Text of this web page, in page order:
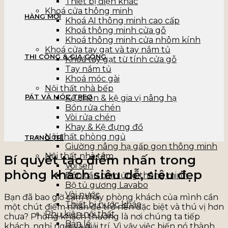
Khoá cửa thông minh
Khoá AI thông minh cao cấp
Khoá thông minh cửa gỗ
Khoá thông minh cửa nhôm kính
Khoá cửa tay gạt và tay nắm tủ
Khoá tay gạt từ tính cửa gỗ
Tay nắm tủ
Khoá móc gài
Nội thất nhà bếp
Kệ chén & kệ gia vị nâng hạ
Bồn rửa chén
Vòi rửa chén
Khay & Kệ đựng đồ
Nội thất phòng ngủ
Giường nâng hạ gấp gọn thông minh
Nội thất nhà tắm
Vòi sen
Bồn cầu cảm ứng thông minh
Bộ tủ gương Lavabo
Vòi nước
Thiết bị nước khác
Phụ kiện nội thất
Bản lề
HÀNG MỚI
THI CÔNG & GIA CÔNG
PÁT VÀ MÓC TREO
TRANG TRÍ
Bí quyết tạo điểm nhấn trong
phòng khách siêu dễ, siêu đẹp
Bạn đã bao giờ cảm thấy phòng khách của mình cần
một chút điểm nhấn để trở nên đặc biệt và thú vị hơn
chưa? Phòng khách thường là nơi chúng ta tiếp
khách, nghỉ ngơi và giải trí. Vì vậy việc biến nó thành